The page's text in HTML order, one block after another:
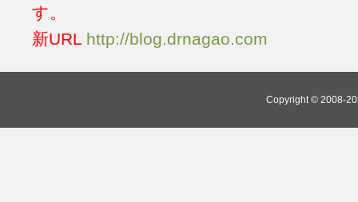
す。
新URL http://blog.drnagao.com
Copyright © 2008-